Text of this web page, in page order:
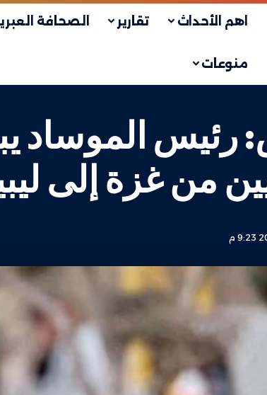
اهم الأحداث تقارير الصحافة
منوعات
رئيس الموساد
من غزة إلى ليبيا